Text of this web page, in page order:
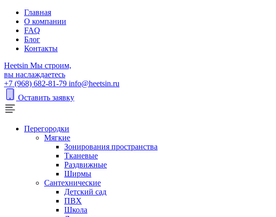
Главная
О компании
FAQ
Блог
Контакты
Heetsin Мы строим,
вы наслаждаетесь
+7 (968) 682-81-79 info@heetsin.ru
Оставить заявку
Перегородки
Мягкие
Зонирования пространства
Тканевые
Раздвижные
Ширмы
Сантехнические
Детский сад
ПВХ
Школа